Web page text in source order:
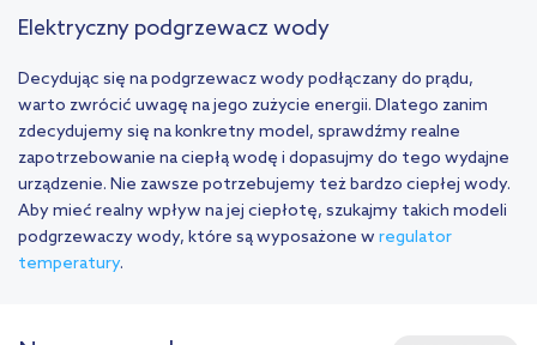
Elektryczny podgrzewacz wody
Decydując się na podgrzewacz wody podłączany do prądu,
warto zwrócić uwagę na jego zużycie energii. Dlatego zanim
zdecydujemy się na konkretny model, sprawdźmy realne
zapotrzebowanie na ciepłą wodę i dopasujmy do tego wydajne
urządzenie. Nie zawsze potrzebujemy też bardzo ciepłej wody.
Aby mieć realny wpływ na jej ciepłotę, szukajmy takich modeli
podgrzewaczy wody, które są wyposażone w regulator
temperatury.